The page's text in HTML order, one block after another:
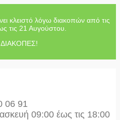
κλειστό λόγω διακοπών από τις
τις 21 Αυγούστου.
06 91
09:00 έως τις 18:00